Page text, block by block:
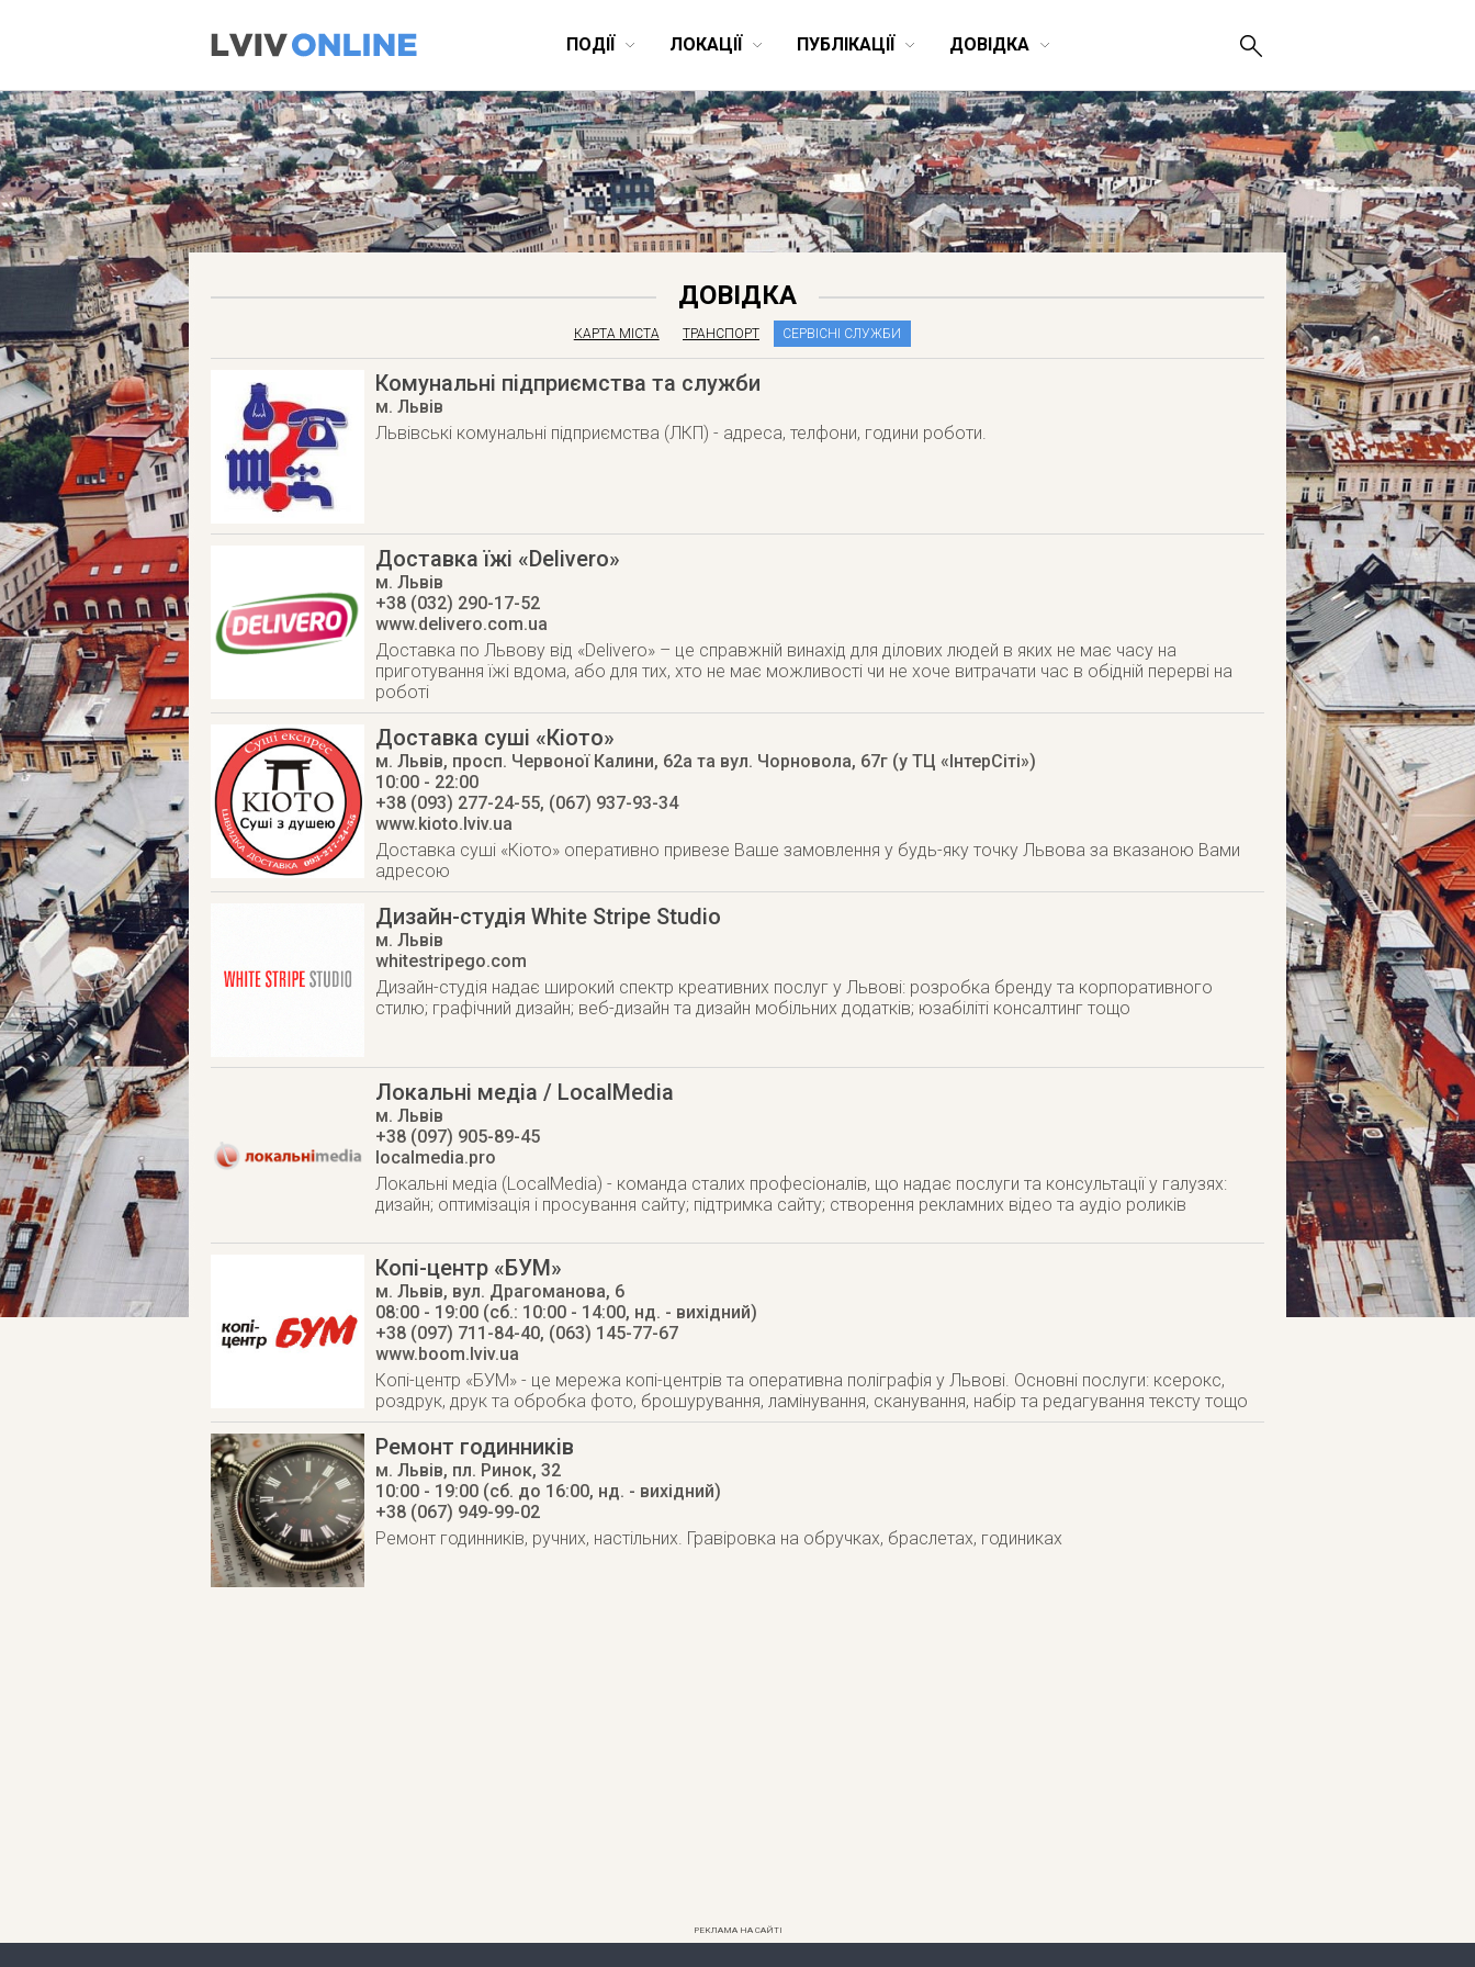
ПОДІЇ ЛОКАЦІЇ ПУБЛІКАЦІЇ ДОВІДКА
ДОВІДКА
КАРТА МІСТА ТРАНСПОРТ СЕРВІСНІ СЛУЖБИ
Комунальні підприємства та служби
м. Львів
Львівські комунальні підприємства (ЛКП) - адреса, телфони, години роботи.
Доставка їжі «Delivero»
м. Львів
+38 (032) 290-17-52
www.delivero.com.ua
Доставка по Львову від «Delivero» – це справжній винахід для ділових людей в яких не має часу на
приготування їжі вдома, або для тих, хто не має можливості чи не хоче витрачати час в обідній перерві на
роботі
Доставка суші «Кіото»
м. Львів, просп. Червоної Калини, 62а та вул. Чорновола, 67г (у ТЦ «ІнтерСіті»)
10:00 - 22:00
+38 (093) 277-24-55, (067) 937-93-34
www.kioto.lviv.ua
Доставка суші «Кіото» оперативно привезе Ваше замовлення у будь-яку точку Львова за вказаною Вами
адресою
Дизайн-студія White Stripe Studio
м. Львів
whitestripego.com
Дизайн-студія надає широкий спектр креативних послуг у Львові: розробка бренду та корпоративного
стилю; графічний дизайн; веб-дизайн та дизайн мобільних додатків; юзабіліті консалтинг тощо
Локальні медіа / LocalMedia
м. Львів
+38 (097) 905-89-45
localmedia.pro
Локальні медіа (LocalMedia) - команда сталих професіоналів, що надає послуги та консультації у галузях:
дизайн; оптимізація і просування сайту; підтримка сайту; створення рекламних відео та аудіо роликів
Копі-центр «БУМ»
м. Львів, вул. Драгоманова, 6
08:00 - 19:00 (сб.: 10:00 - 14:00, нд. - вихідний)
+38 (097) 711-84-40, (063) 145-77-67
www.boom.lviv.ua
Копі-центр «БУМ» - це мережа копі-центрів та оперативна поліграфія у Львові. Основні послуги: ксерокс,
роздрук, друк та обробка фото, брошурування, ламінування, сканування, набір та редагування тексту тощо
Ремонт годинників
м. Львів, пл. Ринок, 32
10:00 - 19:00 (сб. до 16:00, нд. - вихідний)
+38 (067) 949-99-02
Ремонт годинників, ручних, настільних. Гравіровка на обручках, браслетах, годиниках
РЕКЛАМА НА САЙТІ